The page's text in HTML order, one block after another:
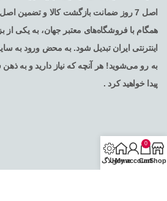
اصل 7 روز ضمانت بازگشت کالا و تضمین
همگام با فروشگاه‌های معتبر جهان، به یکی
اینترنتی ایران تبدیل شود. به محض ورود به
به رو می‌شوید! هر آنچه که نیاز دارید و به
پیدا خواهید کرد .
Shop
0
Cart
My account
Homeوبلاگ